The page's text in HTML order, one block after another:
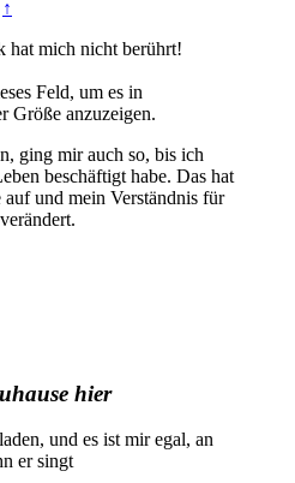
↑
hat mich nicht berührt!
Feld, um es in
Größe anzuzeigen.
ging mir auch so, bis ich
beschäftigt habe. Das hat
auf und mein Verständnis für
hier
und es ist mir egal, an
er singt